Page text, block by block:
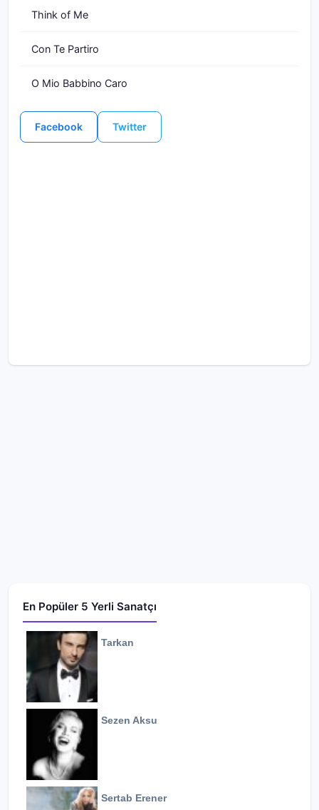
Think of Me
Con Te Partiro
O Mio Babbino Caro
Facebook Twitter
En Popüler 5 Yerli Sanatçı
Tarkan
Sezen Aksu
Sertab Erener